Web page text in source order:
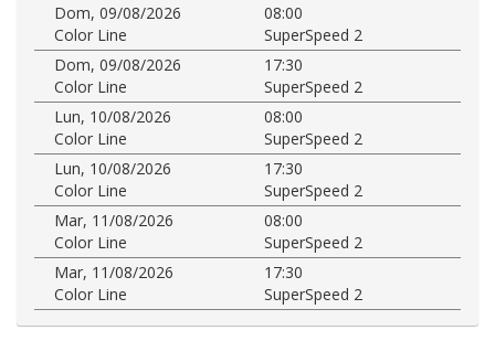
Dom, 09/08/2026
08:00
Color Line
SuperSpeed 2
Dom, 09/08/2026
17:30
Color Line
SuperSpeed 2
Lun, 10/08/2026
08:00
Color Line
SuperSpeed 2
Lun, 10/08/2026
17:30
Color Line
SuperSpeed 2
Mar, 11/08/2026
08:00
Color Line
SuperSpeed 2
Mar, 11/08/2026
17:30
Color Line
SuperSpeed 2